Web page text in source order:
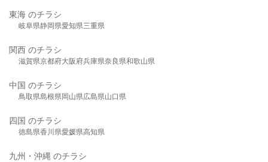
東海 のチラシ
岐阜県静岡県愛知県三重県
関西 のチラシ
滋賀県京都府大阪府兵庫県奈良県和歌山県
中国 のチラシ
鳥取県島根県岡山県広島県山口県
四国 のチラシ
徳島県香川県愛媛県高知県
九州・沖縄 のチラシ